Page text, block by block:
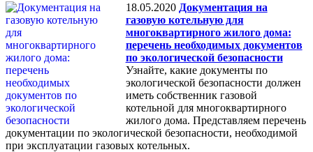
18.05.2020 Документация на
газовую котельную для
многоквартирного жилого дома:
перечень необходимых документов
по экологической безопасности
Узнайте, какие документы по
экологической безопасности должен
иметь собственник газовой
котельной для многоквартирного
жилого дома. Представляем перечень
документации по экологической безопасности, необходимой
при эксплуатации газовых котельных.